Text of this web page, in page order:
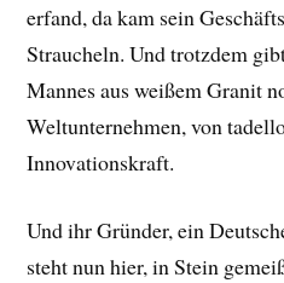
erfand, da kam sein
Straucheln. Und trotzdem
Mannes aus weißem Granit
Weltunternehmen, von
Innovationskraft.
Und ihr Gründer, ein
steht nun hier, in Stein